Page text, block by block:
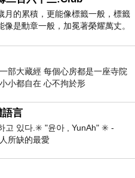
月的累積，更能像標籤一般，標籤
像是勳章一般，加冕著榮耀萬丈。
成了再難輕輕放下的罪證
部大藏經 每個心房都是一座寺院
小都自在 心不拘於形
語言
고 있다.✳️ "윤아 , YunAh" ✳️ -
所缺的最愛